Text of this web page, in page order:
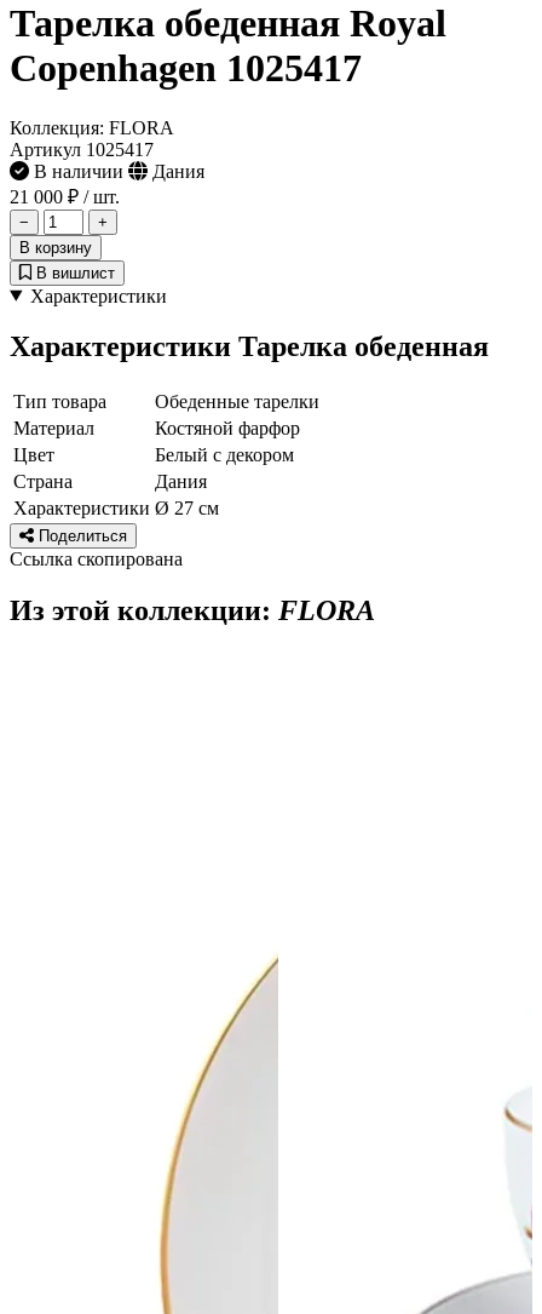
Тарелка обеденная Royal
Copenhagen 1025417
Коллекция: FLORA
Артикул 1025417
В наличии
Дания
21 000 ₽ / шт.
−
+
В корзину
В вишлист
Характеристики
Характеристики Тарелка обеденная
Тип товара
Обеденные тарелки
Материал
Костяной фарфор
Цвет
Белый с декором
Страна
Дания
Характеристики Ø 27 см
Поделиться
Ссылка скопирована
Из этой коллекции: FLORA
Политикой конфиденциальностии